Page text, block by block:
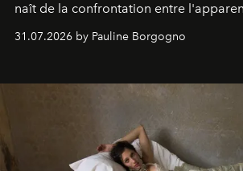
naît de la confrontation entre
31.07.2026 by Pauline Borgogno